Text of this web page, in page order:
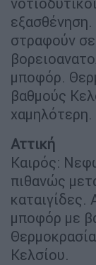
στραφούν
μποφόρ.
βαθμούς
χαμηλότερη.
Αττική
Καιρός:
πιθανώς
καταιγίδες.
μποφόρ με
Κελσίου.